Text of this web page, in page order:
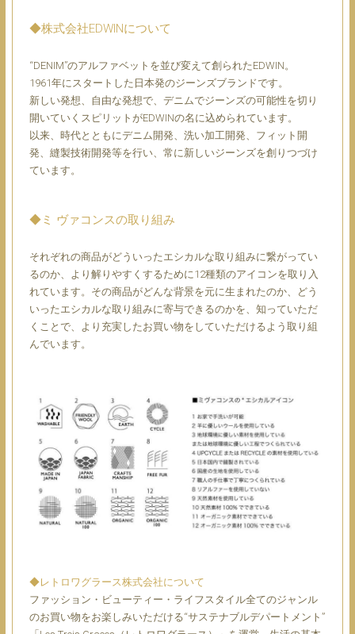
◆株式会社EDWINについて
“DENIM”のアルファベットを並び変えて創られたEDWIN。
1961年にスタートした日本発のジーンズブランドです。
新しい発想、自由な発想で、デニムでジーンズの可能性を切り
開いていくスピリットがEDWINの名に込められています。
以来、時代とともにデニム開発、洗い加工開発、フィット開
発、縫製技術開発等を行い、常に新しいジーンズを創りつづけ
ています。
◆ミ ヴァコンスの取り組み
それぞれの商品がどういったエシカルな取り組みに繋がってい
るのか、より解りやすくするために12種類のアイコンを取り入
れています。その商品がどんな背景を元に生まれたのか、どう
いったエシカルな取り組みに寄与できるのかを、知っていただ
くことで、より充実したお買い物をしていただけるよう取り組
んでいます。
◆レトロワグラース株式会社について
ファッション・ビューティー・ライフスタイル全てのジャンル
のお買い物をお楽しみいただける“サステナブルデパートメント”